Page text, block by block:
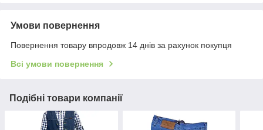
Умови повернення
Повернення товару впродовж 14 днів за рахунок покупця
Всі умови повернення
Подібні товари компанії